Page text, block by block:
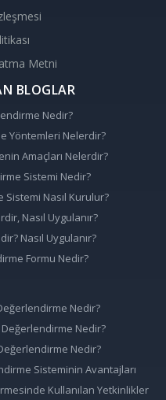
Metni
BLOGLAR
Nedir?
Yöntemleri Nelerdir?
Amaçları Nelerdir?
Sistemi Nedir?
Nasıl Kurulur?
Nasıl Uygulanır?
Nasıl Uygulanır?
Formu Nedir?
Nedir?
Nedir?
Nedir?
Sisteminin Avantajları
Kullanılan Yetkinlikler